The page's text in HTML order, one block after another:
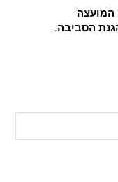
המועצה
הסביבה.